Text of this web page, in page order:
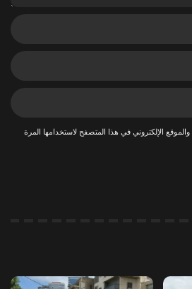
الإلكتروني في هذا المتصفح لاستخدامها المرة